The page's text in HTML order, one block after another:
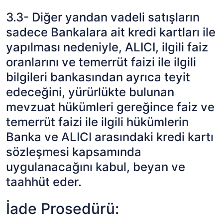
3.3- Diğer yandan vadeli satışların
sadece Bankalara ait kredi kartları ile
yapılması nedeniyle, ALICI, ilgili faiz
oranlarını ve temerrüt faizi ile ilgili
bilgileri bankasından ayrıca teyit
edeceğini, yürürlükte bulunan
mevzuat hükümleri gereğince faiz ve
temerrüt faizi ile ilgili hükümlerin
Banka ve ALICI arasındaki kredi kartı
sözleşmesi kapsamında
uygulanacağını kabul, beyan ve
taahhüt eder.
İade Prosedürü: